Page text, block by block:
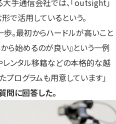
大手通信会社では、「outsight」
活用しているという。
歩。最初からハードルが高いこと
ら始めるのが良い』という一例
レンタル移籍などの本格的な越
プログラムも用意しています」
問に回答した。